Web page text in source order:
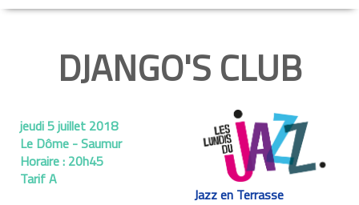
DJANGO'S CLUB
jeudi 5 juillet 2018
Le Dôme - Saumur
Horaire : 20h45
Tarif A
Jazz en Terrasse